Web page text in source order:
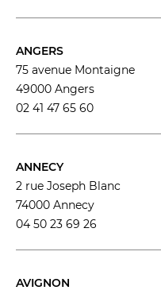
BE
ANGERS
75 avenue Montaigne
49000 Angers
02 41 47 65 60
ANNECY
2 rue Joseph Blanc
74000 Annecy
04 50 23 69 26
AVIGNON